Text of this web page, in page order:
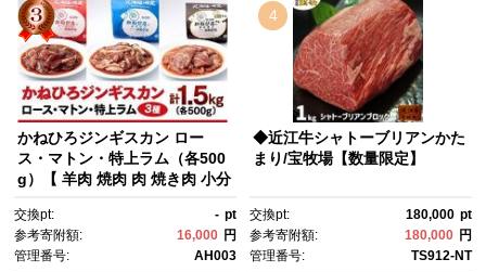
名 牛たん】
かねひろジンギスカン ロー
ス・マトン・特上ラム（各500
g）【 羊肉 焼肉 肉 焼き肉 小分
ス お肉 やきにく ラム肉 高評
価 大容量 ランキング おすす
め 大人気 詰合せ 詰め合わせ タ
交換pt: - pt
参考寄附額:
16,000 円
管理番号:
AH003
4
◆近江牛シャトーブリアンかた
まり/宝牧場【数量限定】
交換pt: 180,000 pt
参考寄附額:
180,000 円
管理番号:
TS912-NT